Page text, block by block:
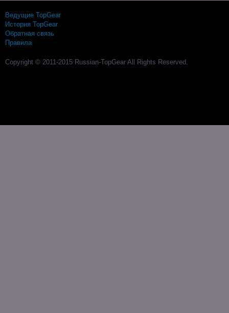
Ведущие TopGear
История TopGear
Обратная связь
Правила
Copyright © 2011-2015 Russian-TopGear All Rights Reserved.